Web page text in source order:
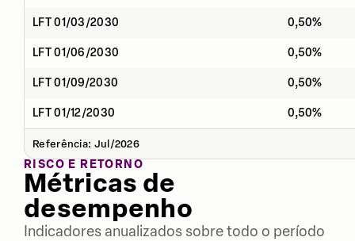
LFT 01/03/2030 0,50%
LFT 01/06/2030 0,50%
LFT 01/09/2030 0,50%
LFT 01/12/2030 0,50%
Referência: Jul/2026
RISCO E RETORNO
Métricas de
desempenho
Indicadores anualizados sobre todo o período